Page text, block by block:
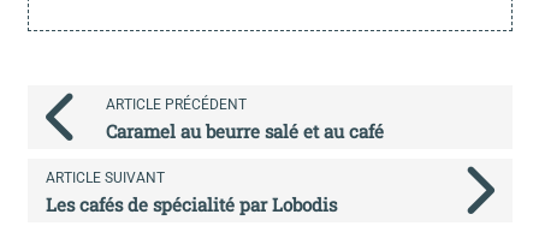
ARTICLE PRÉCÉDENT
Caramel au beurre salé et au café
ARTICLE SUIVANT
Les cafés de spécialité par Lobodis